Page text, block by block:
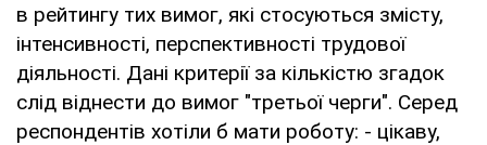
в рейтингу тих вимог, які стосуються змісту,
інтенсивності, перспективності трудової
діяльності. Дані критерії за кількістю згадок
слід віднести до вимог "третьої черги". Серед
респондентів хотіли б мати роботу: - цікаву,